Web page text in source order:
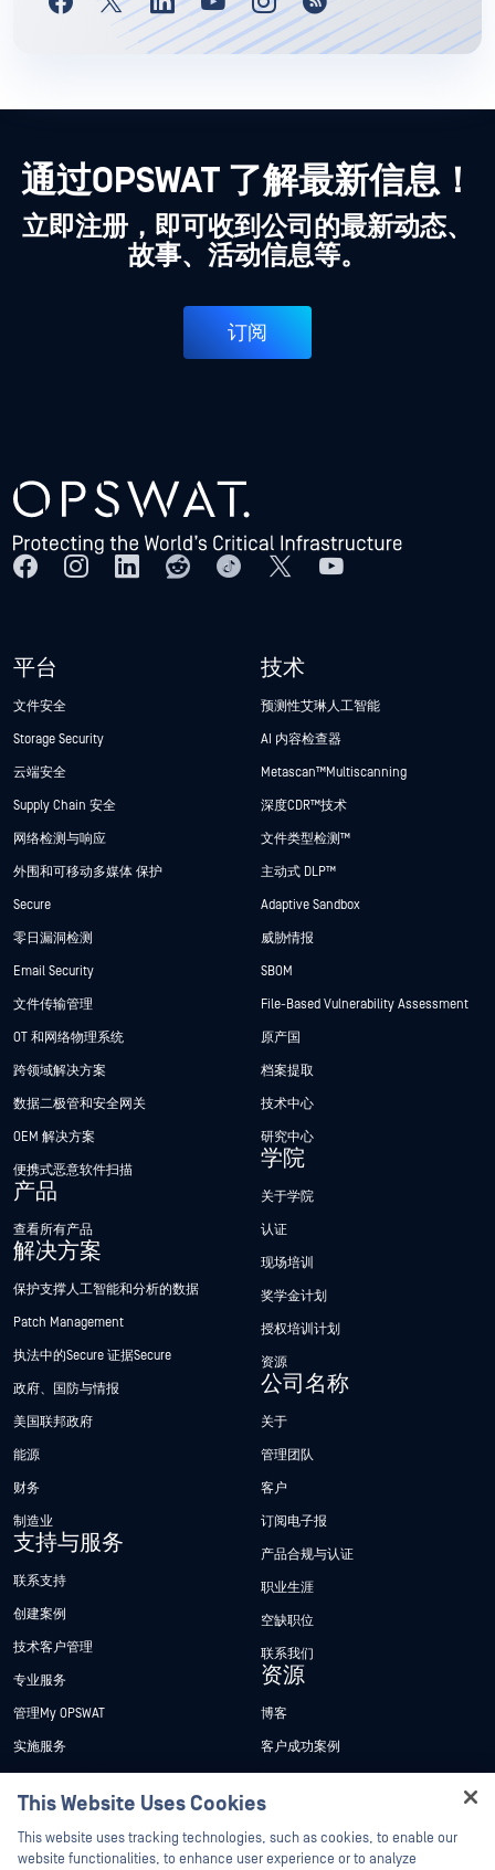
通过OPSWAT 了解最新信息！
立即注册，即可收到公司的最新动态、
故事、活动信息等。
订阅
平台
文件安全
Storage Security
云端安全
Supply Chain 安全
网络检测与响应
外围和可移动多媒体 保护
Secure
零日漏洞检测
Email Security
文件传输管理
OT 和网络物理系统
跨领域解决方案
数据二极管和安全网关
OEM 解决方案
便携式恶意软件扫描
产品
查看所有产品
解决方案
保护支撑人工智能和分析的数据
Patch Management
执法中的Secure 证据Secure
政府、国防与情报
美国联邦政府
能源
财务
制造业
支持与服务
联系支持
创建案例
技术客户管理
专业服务
管理My OPSWAT
实施服务
技术文档
培训
技术
预测性艾琳人工智能
AI 内容检查器
Metascan™ Multiscanning
深度CDR™技术
文件类型检测™
主动式 DLP™
Adaptive Sandbox
威胁情报
SBOM
File-Based Vulnerability Assessment
原产国
档案提取
技术中心
研究中心
学院
关于学院
认证
现场培训
奖学金计划
授权培训计划
资源
公司名称
关于
管理团队
客户
订阅电子报
产品合规与认证
职业生涯
空缺职位
联系我们
资源
博客
客户成功案例
新闻报道
活动
This Website Uses Cookies
This website uses tracking technologies, such as cookies, to enable our
website functionalities, to enhance user experience or to analyze
Hey there!
I'm Ozzy, your OPSWAT virtual assistant.